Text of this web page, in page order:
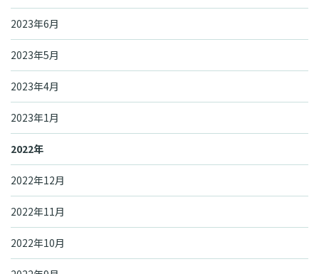
2023年6月
2023年5月
2023年4月
2023年1月
2022年
2022年12月
2022年11月
2022年10月